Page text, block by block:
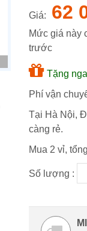
Giá: 62
Mức giá này
trước
Tặng
Phí vận
Tại Hà Nội,
càng rẻ.
Mua 2 vỉ,
Số lượng :